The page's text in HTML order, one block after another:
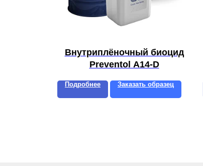
Внутриплёночный биоцид
Preventol A14-D
Подробнее Заказать образец